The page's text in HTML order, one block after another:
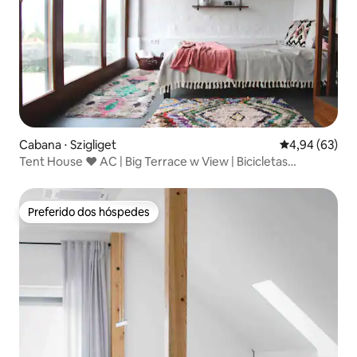
Cabana ⋅ Szigliget 4,94 de uma
4,94 (63)
Tent House ❤️ AC | Big Terrace w View | Bicicletas
Preferido dos hóspedes
Preferido dos hóspedes